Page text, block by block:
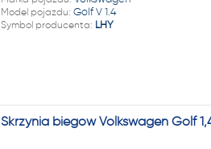
Model pojazdu: Golf V 1.4
Symbol producenta: LHY
Skrzynia biegów Volkswagen Golf